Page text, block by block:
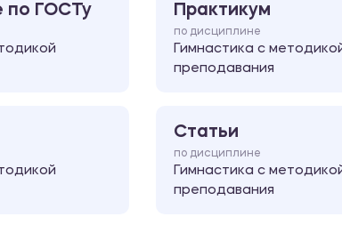
по ГОСТу Практикум
по дисциплине
Гимнастика с
преподавания
Статьи
по дисциплине
Гимнастика с
преподавания